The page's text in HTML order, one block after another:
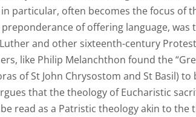
in particular, often becomes the focus of
of offering language,
and other sixteenth-century
like Philip Melanchthon found the
of St John Chrysostom and St Basil)
that the theology of Eucharistic
read as a Patristic theology akin to the